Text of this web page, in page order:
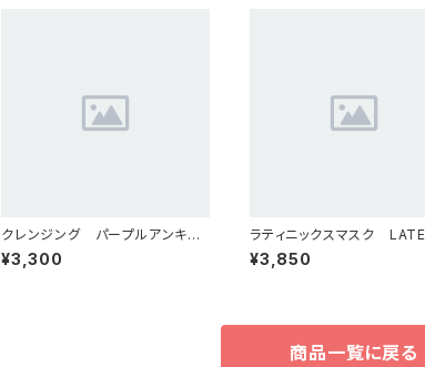
クレンジング パープルアンキン
PURPLEANKIN
¥3,300
ラティニックスマスク
X MASK 50ml
¥3,850
商品一覧に戻る